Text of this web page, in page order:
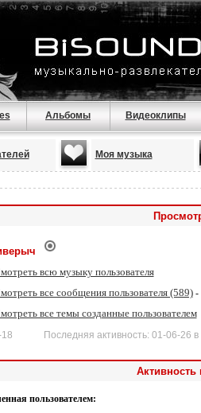
Альбомы Видеоклипы
Моя музыка
всю музыку пользователя
все сообщения пользователя (589)-
все темы созданные пользователем
18 Последняя активность: 01-06-26 в
пользователем: